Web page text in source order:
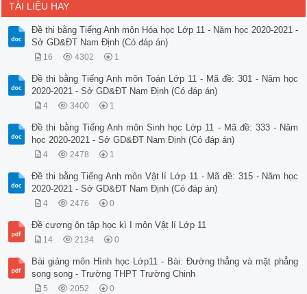
TÀI LIỆU HAY
Đề thi bằng Tiếng Anh môn Hóa học Lớp 11 - Năm học 2020-2021 -
Sở GD&ĐT Nam Định (Có đáp án)
16 4302 1
Đề thi bằng Tiếng Anh môn Toán Lớp 11 - Mã đề: 301 - Năm học
2020-2021 - Sở GD&ĐT Nam Định (Có đáp án)
4 3400 1
Đề thi bằng Tiếng Anh môn Sinh học Lớp 11 - Mã đề: 333 - Năm
học 2020-2021 - Sở GD&ĐT Nam Định (Có đáp án)
4 2478 1
Đề thi bằng Tiếng Anh môn Vật lí Lớp 11 - Mã đề: 315 - Năm học
2020-2021 - Sở GD&ĐT Nam Định (Có đáp án)
4 2476 0
Đề cương ôn tập học kì I môn Vật lí Lớp 11
14 2134 0
Bài giảng môn Hình học Lớp11 - Bài: Đường thẳng và mặt phẳng
song song - Trường THPT Trường Chinh
5 2052 0